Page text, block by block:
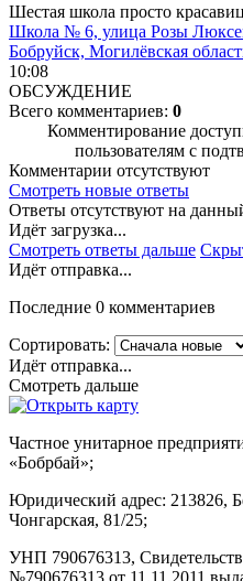
Шестая школа просто
Школа № 6, улица Розы
Бобруйск, Могилёвская
10:08
ОБСУЖДЕНИЕ
Всего комментариев: 0
Комментирование
пользователям с
Комментарии отсутствуют
Смотреть новые ответы
Ответы отсутствуют на
Идёт загрузка...
Смотреть ответы дальше
Идёт отправка...
Последние 0 комментариев
Сортировать:
Идёт отправка...
Смотреть дальше
Частное унитарное
«Бобрбай»;
Юридический адрес: 213826,
Чонгарская, 81/25;
УНП 790676313,
№790676313 от 11.11.2011